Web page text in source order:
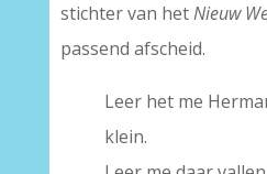
stichter van hetNieuw
passend afscheid.
Leer het me
klein.